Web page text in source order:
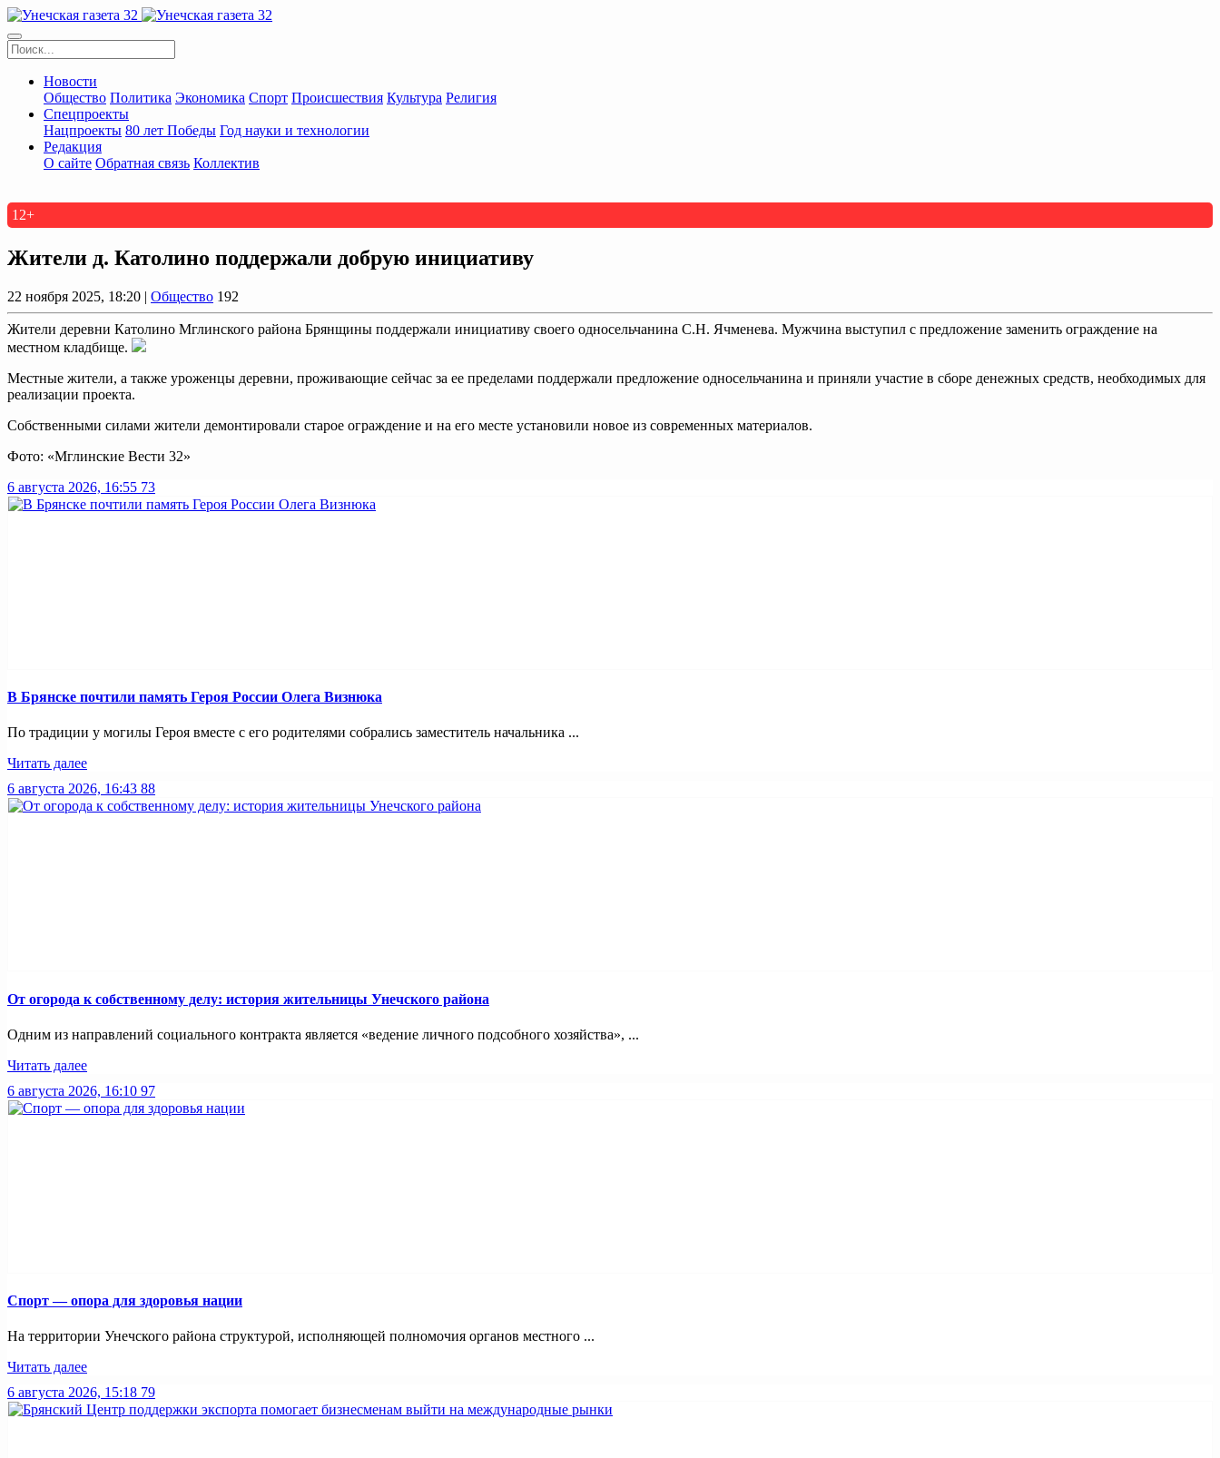
Новости
Общество Политика Экономика Спорт Происшествия Культура Религия
Спецпроекты
Нацпроекты 80 лет Победы Год науки и технологии
Редакция
О сайте Обратная связь Коллектив
12+
Жители д. Католино поддержали добрую инициативу
22 ноября 2025, 18:20 | Общество 192
Жители деревни Католино Мглинского района Брянщины поддержали инициативу своего односельчанина С.Н. Ячменева. Мужчина выступил с предложение заменить ограждение на
местном кладбище.
Местные жители, а также уроженцы деревни, проживающие сейчас за ее пределами поддержали предложение односельчанина и приняли участие в сборе денежных средств, необходимых для
реализации проекта.
Собственными силами жители демонтировали старое ограждение и на его месте установили новое из современных материалов.
Фото: «Мглинские Вести 32»
6 августа 2026, 16:55 73
В Брянске почтили память Героя России Олега Визнюка
По традиции у могилы Героя вместе с его родителями собрались заместитель начальника ...
Читать далее
6 августа 2026, 16:43 88
От огорода к собственному делу: история жительницы Унечского района
Одним из направлений социального контракта является «ведение личного подсобного хозяйства», ...
Читать далее
6 августа 2026, 16:10 97
Спорт — опора для здоровья нации
На территории Унечского района структурой, исполняющей полномочия органов местного ...
Читать далее
6 августа 2026, 15:18 79